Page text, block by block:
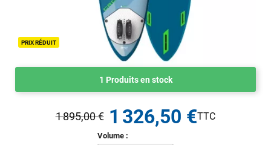
PRIX RÉDUIT
1 Produits en stock
Volume :
1 895,00 € 1 326,50 €